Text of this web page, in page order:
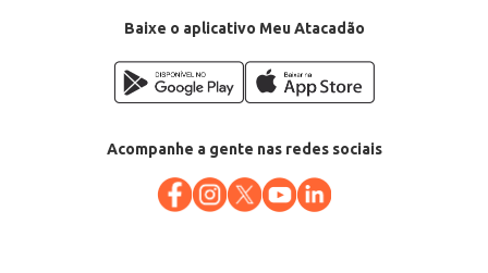
para diversos contextos.
Departamento: Limpeza
Categoria: Cera e polidor
Conteúdo: 800ml
Baixe o aplicativo Meu Atacadão
Acompanhe a gente nas redes sociais